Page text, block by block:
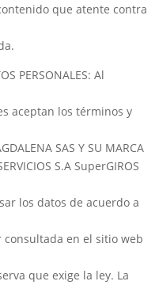
que atente contra
PERSONALES: Al
aceptan los términos y
SAS Y SU MARCA
S.A SuperGIROS
los datos de acuerdo a
en el sitio web
que exige la ley. La